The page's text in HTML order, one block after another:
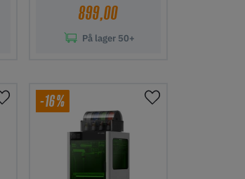
899,00
På lager50+
-16%